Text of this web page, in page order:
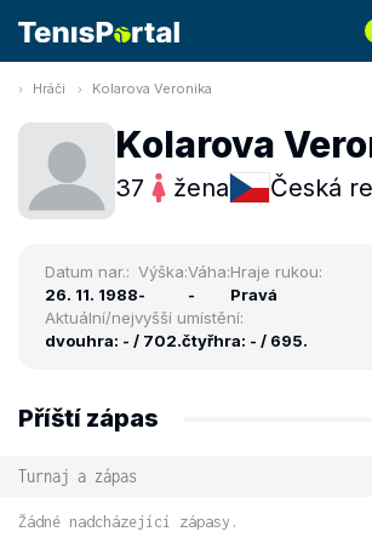
Hráči Kolarova Veronika
Kolarova
37 žena Česká
Datum nar.:
26. 11. 1988
Výška:
-
Váha:
-
Hraje rukou:
Pravá
Aktuální/nejvyšší umístění:
dvouhra: - / 702.čtyřhra: - / 695.
Příští zápas
Turnaj a zápas
Žádné nadcházející zápasy.